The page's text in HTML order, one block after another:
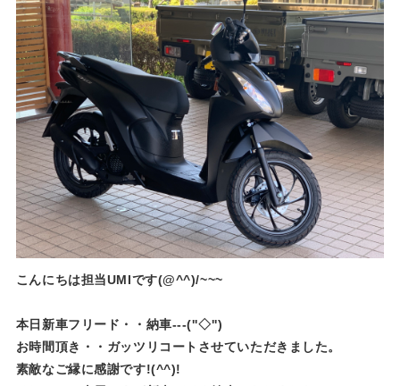
こんにちは担当UMIです(@^^)/~~~
本日新車フリード・・納車---(''◇'')ゞ
お時間頂き・・ガッツリコートさせていただきました。
素敵なご縁に感謝です!(^^)!